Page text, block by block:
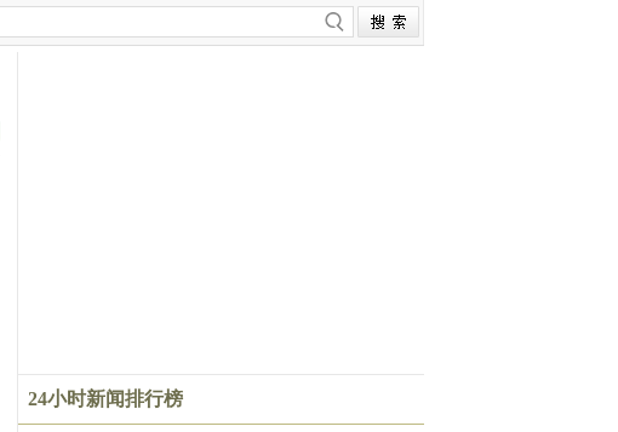
24小时新闻排行榜